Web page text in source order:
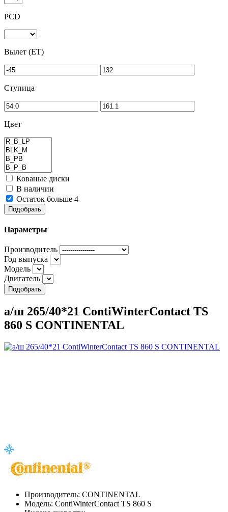
PCD
Вылет (ET)
Ступица
Цвет
Кованые диски
В наличии
Остаток больше 4
Подобрать
Параметры
Производитель
Год выпуска
Модель
Двигатель
Подобрать
а/ш 265/40*21 ContiWinterContact TS
860 S CONTINENTAL
Производитель: CONTINENTAL
Модель: ContiWinterContact TS 860 S